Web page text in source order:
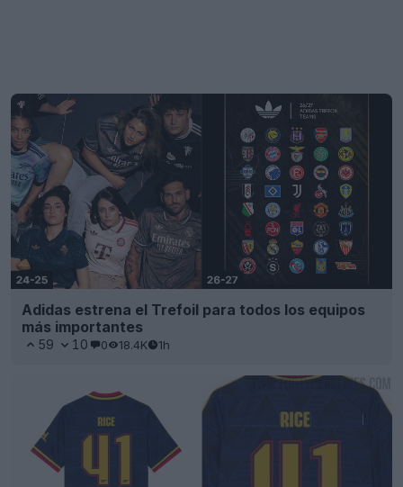
Adidas estrena el Trefoil para todos los equipos
más importantes
59 10 0 18.4K 1h